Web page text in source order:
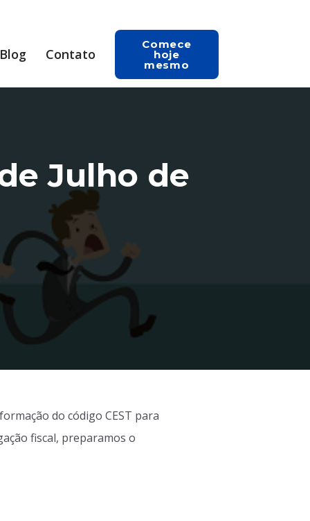
Contato
Comece
hoje
mesmo
Julho de
do código CEST para
fiscal, preparamos o